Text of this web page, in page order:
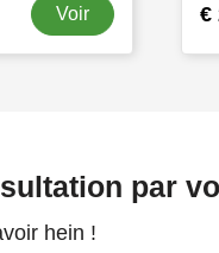
Voir €
par
hein !